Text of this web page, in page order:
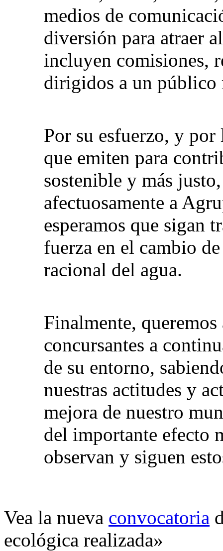
medios de
diversión para atraer
incluyen comisiones,
dirigidos a un público
Por su esfuerzo, y por
que emiten para
sostenible y más
afectuosamente a
esperamos que sigan
fuerza en el cambio
racional del agua.
Finalmente,
concursantes a
de su entorno,
nuestras actitudes y
mejora de nuestro
del importante efecto
observan y siguen
Vea la nueva convocatoria
ecológica realizada»